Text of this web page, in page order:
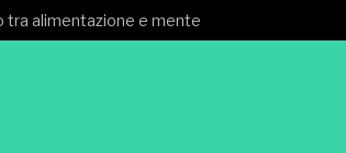
tra alimentazione e mente